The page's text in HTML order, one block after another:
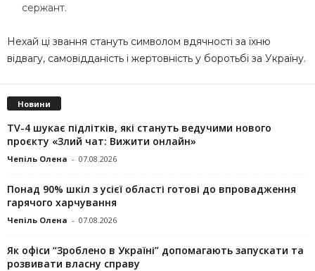
сержант.
Нехай ці звання стануть символом вдячності за їхню
відвагу, самовідданість і жертовність у боротьбі за Україну.
Новини
TV-4 шукає підлітків, які стануть ведучими нового
проєкту «Злий чат: Вижити онлайн»
Чепіль Олена - 07.08.2026
Понад 90% шкіл з усієї області готові до впровадження
гарячого харчування
Чепіль Олена - 07.08.2026
Як офіси “Зроблено в Україні” допомагають запускaти та
розвивати власну справу